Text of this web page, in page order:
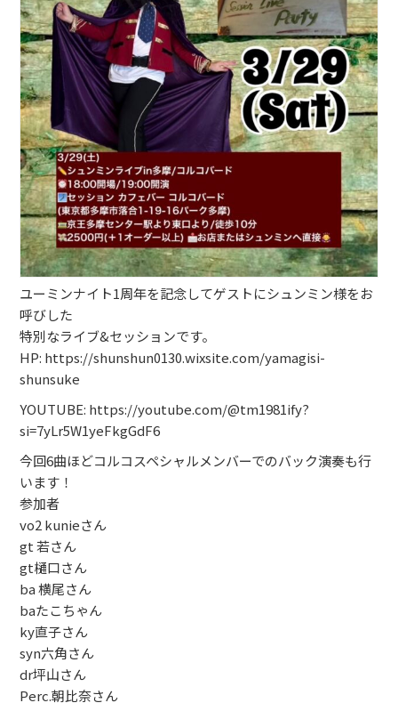
初心者POPS
ユーミンナイト1周年を記念してゲストにシュンミン様をお
呼びした
特別なライブ&セッションです。
HP: https://shunshun0130.wixsite.com/yamagisi-
shunsuke
YOUTUBE: https://youtube.com/@tm1981ify?
si=7yLr5W1yeFkgGdF6
今回6曲ほどコルコスペシャルメンバーでのバック演奏も行
います！
参加者
vo2 kunieさん
gt 若さん
gt樋口さん
ba 横尾さん
baたこちゃん
ky直子さん
syn六角さん
dr坪山さん
Perc.朝比奈さん